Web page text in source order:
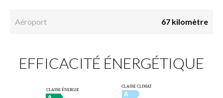
Aéroport 67 kilomètre
EFFICACITÉ ÉNERGÉTIQUE